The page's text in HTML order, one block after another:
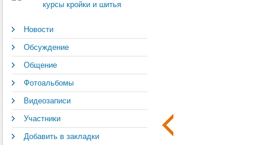
Новости
Обсуждение
Общение
Фотоальбомы
Видеозаписи
Участники
Добавить в закладки